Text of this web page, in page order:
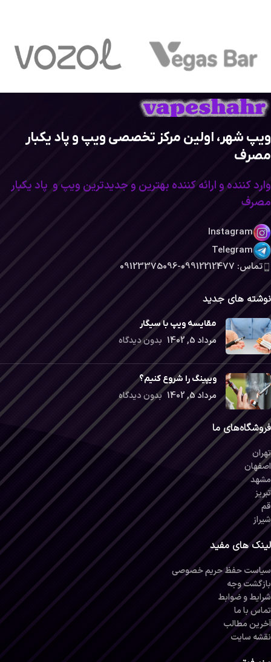
ویپ شهر، اولین مرکز تخصصی ویپ و پاد یکبار
مصرف
وارد کننده و ارائه کننده بهترین و جدیدترین ویپ و پاد یکبار
مصرف
Instagram
Telegram
تماس: 09912212477-09123375096
نوشته های جدید
مقایسه ویپ با سیگار
مرداد 5, 1402 بدون دیدگاه
ویپینگ را شروع کنیم؟
مرداد 5, 1402 بدون دیدگاه
فروشگاه‌های ما
تهران
اصفهان
مشهد
تبریز
قم
شیراز
لینک های مفید
سیاست حفظ حریم خصوصی
بازگشت وجه
شرایط و ضوابط
تماس با ما
آخرین مطالب
نقشه سایت